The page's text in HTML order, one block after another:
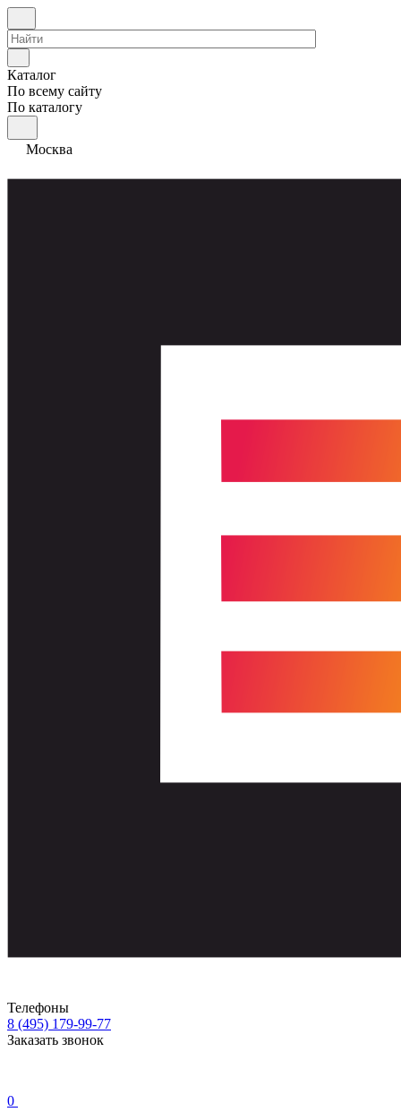
Каталог
По всему сайту
По каталогу
Москва
Телефоны
8 (495) 179-99-77
Заказать звонок
0